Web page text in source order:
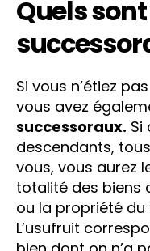
Quels
Si vous n’étiez
vous avez
successoraux. Si
descendants,
vous, vous aurez
totalité des biens
ou la propriété
L’usufruit